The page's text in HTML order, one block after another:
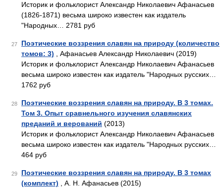
Историк и фольклорист Александр Николаевич Афанасьев
(1826-1871) весьма широко известен как издатель
"Народных… 2781 руб
27
Поэтические воззрения славян на природу (количество
томов: 3) , Афанасьев Александр Николаевич (2019)
Историк и фольклорист Александр Николаевич Афанасьев
весьма широко известен как издатель "Народных русских…
1762 руб
28
Поэтические воззрения славян на природу. В 3 томах.
Том 3. Опыт сравнельного изучения славянских
преданий и верований (2013)
Историк и фольклорист Александр Николаевич Афанасьев
весьма широко известен как издатель "Народных русских…
464 руб
29
Поэтические воззрения славян на природу. В 3 томах
(комплект) , А. Н. Афанасьев (2015)